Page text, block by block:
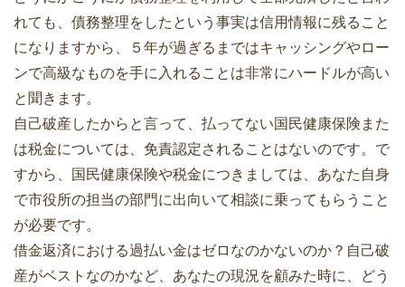
れても、債務整理をしたという事実は信用情報に残ること
になりますから、５年が過ぎるまではキャッシングやロー
ンで高級なものを手に入れることは非常にハードルが高い
と聞きます。
自己破産したからと言って、払ってない国民健康保険また
は税金については、免責認定されることはないのです。で
すから、国民健康保険や税金につきましては、あなた自身
で市役所の担当の部門に出向いて相談に乗ってもらうこと
が必要です。
借金返済における過払い金はゼロなのかないのか？自己破
産がベストなのかなど、あなたの現況を顧みた時に、どう